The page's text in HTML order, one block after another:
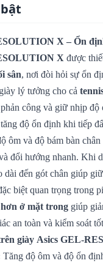
X – Ổn
X được
sân, nơi đòi hỏi sự ổn
lý tưởng cho cả
công và giữ nhịp độ
độ ổn định khi tiếp
ôm và độ bám bàn
đổi hướng nhanh. Khi
dài đến gót chân giúp
biệt quan trọng trong
hơn ở mặt trong giúp
an toàn và kiểm soát
giày Asics GEL-
Tăng độ ôm và độ ổn